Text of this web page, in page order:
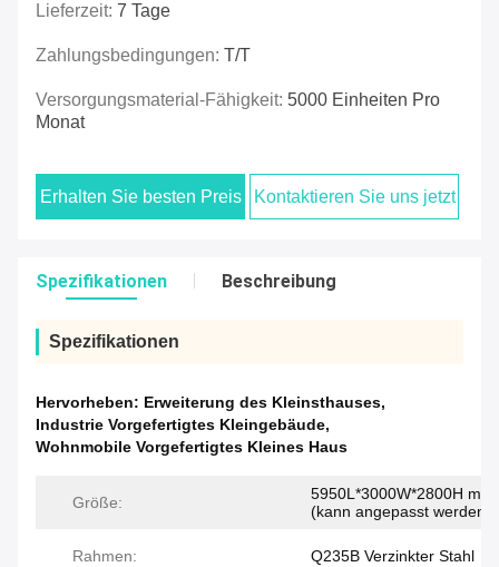
Lieferzeit: 7 Tage
Zahlungsbedingungen: T/T
Versorgungsmaterial-Fähigkeit: 5000 Einheiten Pro
Monat
Erhalten Sie besten Preis Kontaktieren Sie uns jetzt
Spezifikationen Beschreibung
Spezifikationen
Hervorheben: Erweiterung des Kleinsthauses,
Industrie Vorgefertigtes Kleingebäude,
Wohnmobile Vorgefertigtes Kleines Haus
Größe:
5950L*3000W*2800H mm
(kann angepasst werden)
Rahmen: Q235B Verzinkter Stahl